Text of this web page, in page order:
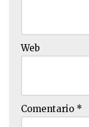
Web
Comentario *